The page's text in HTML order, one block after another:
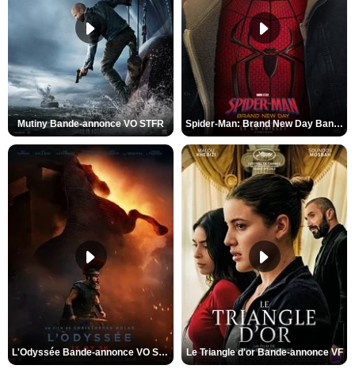
Mutiny Bande-annonce VO STFR Spider-Man: Brand New Day Bande-annonce VO STFR
L'Odyssée Bande-annonce VO STFR Le Triangle d'or Bande-annonce VF